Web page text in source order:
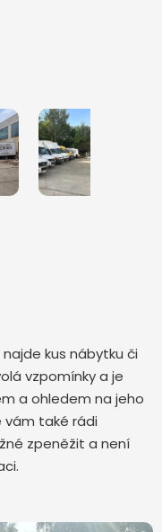
najde kus nábytku či
vzpomínky a je
a ohledem na jeho
také rádi
zpeněžit a není